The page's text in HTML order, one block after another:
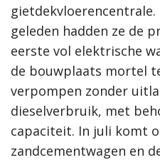
gietdekvloerencentrale.
geleden hadden ze de
eerste vol elektrische
de bouwplaats mortel
verpompen zonder
dieselverbruik, met
capaciteit. In juli komt
zandcementwagen en